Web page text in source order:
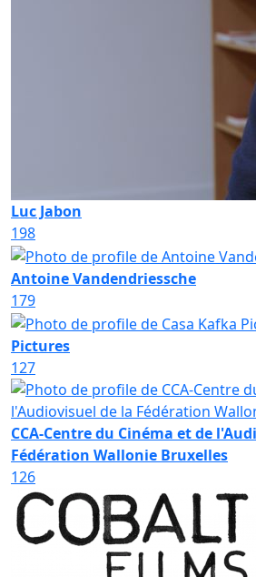
Luc Jabon
198
Antoine Vandendriessche
179
Pictures
127
CCA-Centre du Cinéma et de
Fédération Wallonie Bruxelles
126